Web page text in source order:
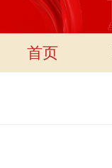
首页